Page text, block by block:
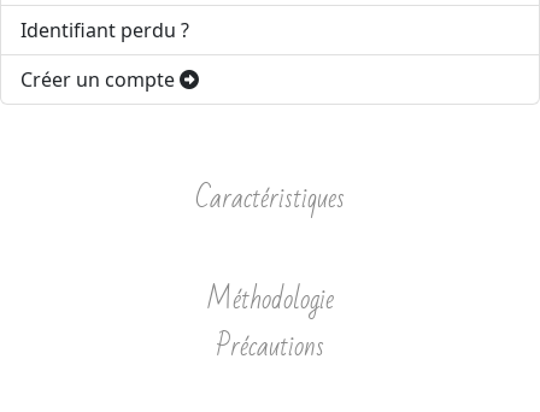
Identifiant perdu ?
Créer un compte
Caractéristiques
Méthodologie
Précautions